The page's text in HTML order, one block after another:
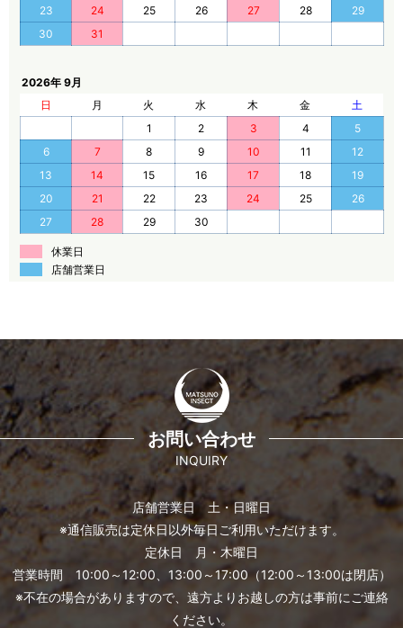
23
24 25 26 27 28
29
30
31
2026年 9月
日
月 火 水 木 金
土
1
2 3 4
5
6
7 8 9 10 11
12
13
14 15 16 17 18
19
20
21 22 23 24 25
26
27
28 29 30
休業日
店舗営業日
お問い合わせ
INQUIRY
店舗営業日 土・日曜日
※通信販売は定休日以外毎日ご利用いただけます。
定休日 月・木曜日
営業時間 10:00～12:00、13:00～17:00（12:00～13:00は閉店）
※不在の場合がありますので、遠方よりお越しの方は事前にご連絡
ください。